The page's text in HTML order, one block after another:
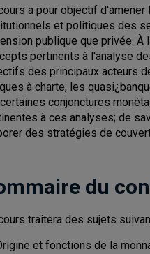
a pour objectif
et politiques des
publique que privée.
pertinents à l'analyse
des principaux acteurs
à charte, les
conjonctures
à ces analyses; de
des stratégies de
du
traitera des sujets
et fonctions de la